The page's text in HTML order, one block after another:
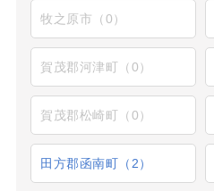
牧之原市（0）
賀茂郡河津町（0）
賀茂郡松崎町（0）
田方郡函南町（2）